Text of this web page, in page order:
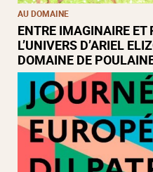
AU DOMAINE
ENTRE IMAGINAIRE ET
L’UNIVERS D’ARIEL
DOMAINE DE